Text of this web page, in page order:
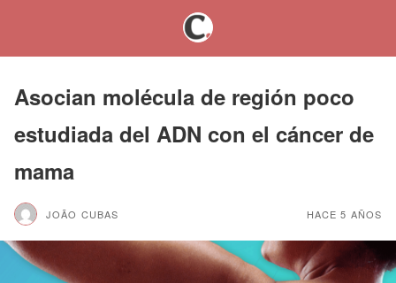
Asocian molécula de región poco
estudiada del ADN con el cáncer de
mama
JOÃO CUBAS HACE 5 AÑOS